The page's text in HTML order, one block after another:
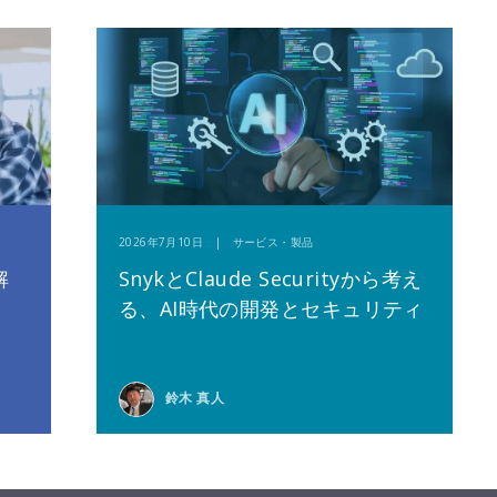
2026年7月10日 | サービス・製品
SnykとClaude Securityから考え
る、AI時代の開発とセキュリティ
鈴木 真人